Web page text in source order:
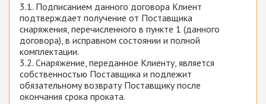
3.1. Подписанием данного договора Клиент
подтверждает получение от Поставщика
снаряжения, перечисленного в пункте 1 (данного
договора), в исправном состоянии и полной
комплектации.
3.2. Снаряжение, переданное Клиенту, является
собственностью Поставщика и подлежит
обязательному возврату Поставщику после
окончания срока проката.